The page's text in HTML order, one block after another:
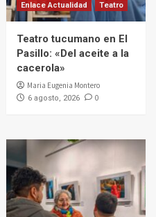
Enlace Actualidad
Teatro
Teatro tucumano en El
Pasillo: «Del aceite a la
cacerola»
Maria Eugenia Montero
6 agosto, 2026 0